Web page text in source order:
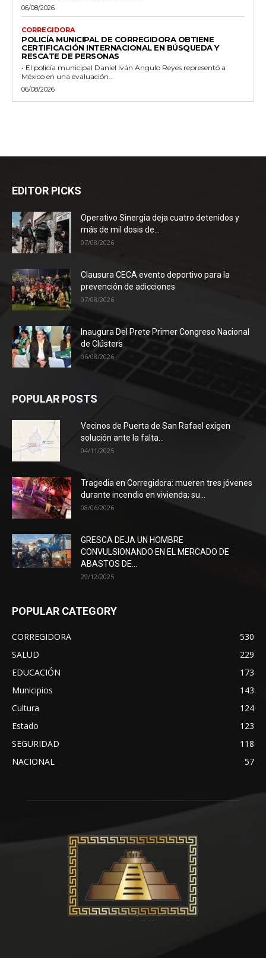
06/08/2026
CORREGIDORA
POLICÍA MUNICIPAL DE CORREGIDORA OBTIENE
CERTIFICACIÓN INTERNACIONAL EN BÚSQUEDA Y
RESCATE DE PERSONAS
• El policía municipal Daniel Iván Angulo Reyes representó a
México en una evaluación...
06/08/2026
EDITOR PICKS
Operativo Sinergia deja cuatro detenidos y
más de mil dosis de...
07/08/2026
Clausura CECA evento deportivo para la
prevención de adicciones
07/08/2026
Inaugura Del Prete Primer Congreso Nacional
de Clústers
06/08/2026
POPULAR POSTS
Vecinos de Puerta de San Rafael exigen
solución ante la falta...
04/11/2025
Tragedia en Corregidora: mueren tres jóvenes
durante incendio en vivienda; su...
08/06/2026
GRESCA DEJA UN HOMBRE
CONVULSIONANDO EN EL MERCADO DE
ABASTOS DE...
29/12/2025
POPULAR CATEGORY
CORREGIDORA
530
SALUD
229
EDUCACIÓN
173
Municipios
143
Cultura
124
Estado
123
SEGURIDAD
118
NACIONAL
57